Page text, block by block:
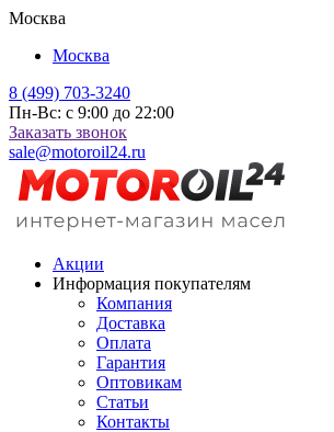
Москва
Москва
8 (499) 703-3240
Пн-Вс: с 9:00 до 22:00
Заказать звонок
sale@motoroil24.ru
Акции
Информация покупателям
Компания
Доставка
Оплата
Гарантия
Оптовикам
Статьи
Контакты